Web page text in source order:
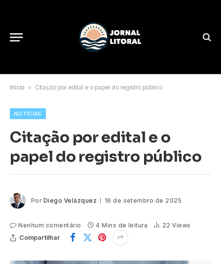
Início » Citação por edital e o papel do registro público
NOTÍCIAS
Citação por edital e o
papel do registro público
Por Diego Velázquez 16 de setembro de 2025
Nenhum comentário 4 Mins de leitura 22Views
Compartilhar